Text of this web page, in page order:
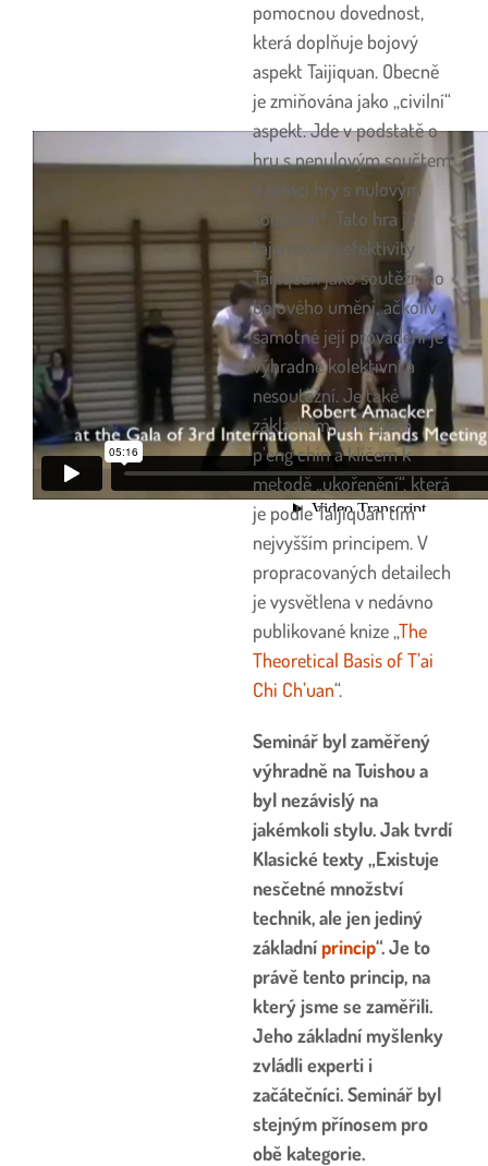
pomocnou dovednost,
která doplňuje bojový
aspekt Taijiquan. Obecně
je zmiňována jako „civilní“
aspekt. Jde v podstatě o
hru s nenulovým součtem
v rámci hry s nulovým
součtem*. Tato hra je
tajemstvím efektivity
Taijiquan jako soutěžního
bojového umění, ačkoliv
samotné její provádění je
výhradně kolektivní a
nesoutěžní. Je také
základním principem
p’eng chin a klíčem k
metodě „ukořenění“, která
je podle Taijiquan tím
nejvyšším principem. V
propracovaných detailech
je vysvětlena v nedávno
publikované knize „The
Theoretical Basis of T’ai
Chi Ch’uan“.
Seminář byl zaměřený
výhradně na Tuishou a
byl nezávislý na
jakémkoli stylu. Jak tvrdí
Klasické texty „Existuje
nesčetné množství
technik, ale jen jediný
základníprincip“. Je to
právě tento princip, na
který jsme se zaměřili.
Jeho základní myšlenky
zvládli experti i
začátečníci. Seminář byl
stejným přínosem pro
obě kategorie.